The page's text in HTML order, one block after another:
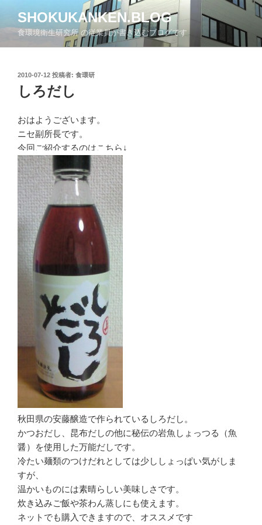
ン
SHOKUKANKEN.BLOG
食環境衛生研究所 の従業員が書き込むブログです
投
稿
日:
2010-07-12 投稿者: 食環研
しろだし
おはようございます。
ニセ副所長です。
今回ご紹介するのはこちら↓
秋田県の安藤醸造で作られているしろだし。
かつおだし、昆布だしの他に秘伝の岩魚しょっつる（魚
醤）を使用した万能だしです。
冷たい麺類のつけだれとしては少ししょっぱい気がしま
すが、
温かいものには素晴らしい美味しさです。
炊き込みご飯や茶わん蒸しにも使えます。
ネットでも購入できますので、オススメです